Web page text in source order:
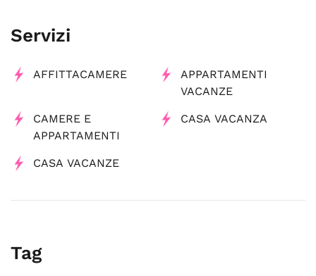
Servizi
AFFITTACAMERE
APPARTAMENTI
VACANZE
CAMERE E
APPARTAMENTI
CASA VACANZA
CASA VACANZE
Tag